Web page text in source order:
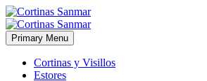
Primary Menu
Cortinas y Visillos
Estores